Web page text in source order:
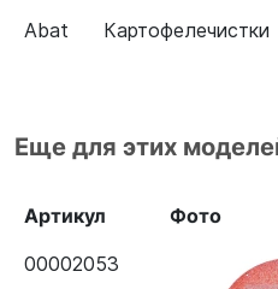
Abat Картофелечистки
Еще для этих
Артикул Фото
00002053